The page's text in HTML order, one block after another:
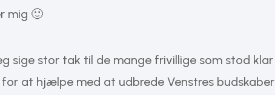
mig 🙂
sige stor tak til de mange frivillige som stod klar
for at hjælpe med at udbrede Venstres budskaber